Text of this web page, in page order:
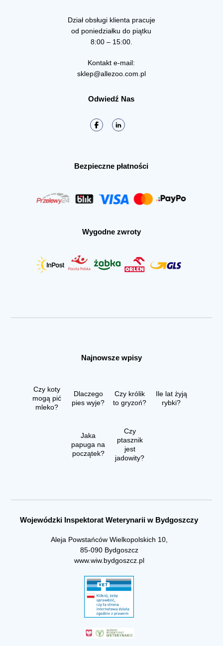
Dział obsługi klienta pracuje
od poniedziałku do piątku
8:00 – 15:00.
Kontakt e-mail:
sklep@allezoo.com.pl
Odwiedź Nas
Bezpieczne płatności
Wygodne zwroty
Najnowsze wpisy
Czy koty
mogą pić
mleko?
Dlaczego
pies wyje?
Czy królik
to gryzoń?
Ile lat żyją
rybki?
Jaka
papuga na
początek?
Czy
ptasznik
jest
jadowity?
Wojewódzki Inspektorat Weterynarii w Bydgoszczy
Aleja Powstańców Wielkopolskich 10,
85-090 Bydgoszcz
www.wiw.bydgoszcz.pl